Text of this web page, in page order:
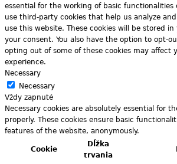
essential for the working of basic functionalities
use third-party cookies that help us analyze
use this website. These cookies will be stored
your consent. You also have the option to opt-
opting out of some of these cookies may affect
experience.
Necessary
Necessary
Vždy zapnuté
Necessary cookies are absolutely essential for
properly. These cookies ensure basic
features of the website, anonymously.
Cookie
Dĺžka
trvania